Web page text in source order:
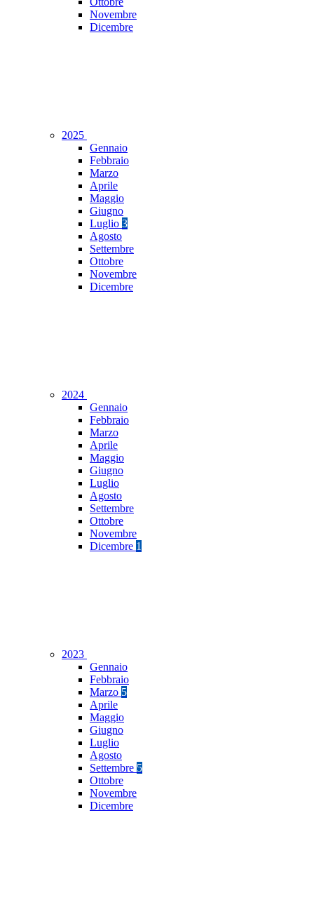
Novembre
Dicembre
2025
Gennaio
Febbraio
Marzo
Aprile
Maggio
Giugno
Luglio 3
Agosto
Settembre
Ottobre
Novembre
Dicembre
2024
Gennaio
Febbraio
Marzo
Aprile
Maggio
Giugno
Luglio
Agosto
Settembre
Ottobre
Novembre
Dicembre 1
2023
Gennaio
Febbraio
Marzo 5
Aprile
Maggio
Giugno
Luglio
Agosto
Settembre 5
Ottobre
Novembre
Dicembre